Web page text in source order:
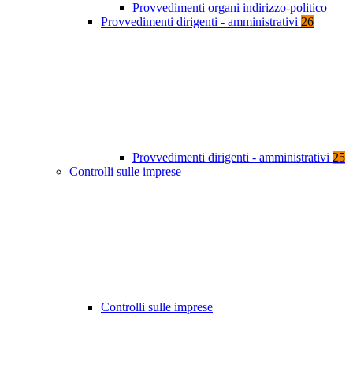
Provvedimenti organi indirizzo-politico
Provvedimenti dirigenti - amministrativi 26
Provvedimenti dirigenti - amministrativi 25
Controlli sulle imprese
Controlli sulle imprese